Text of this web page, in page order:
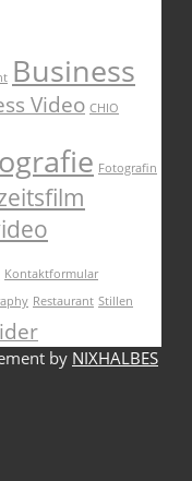
Business
Video CHIO
Fotografin
Kontaktformular
Restaurant Stillen
by NIXHALBES